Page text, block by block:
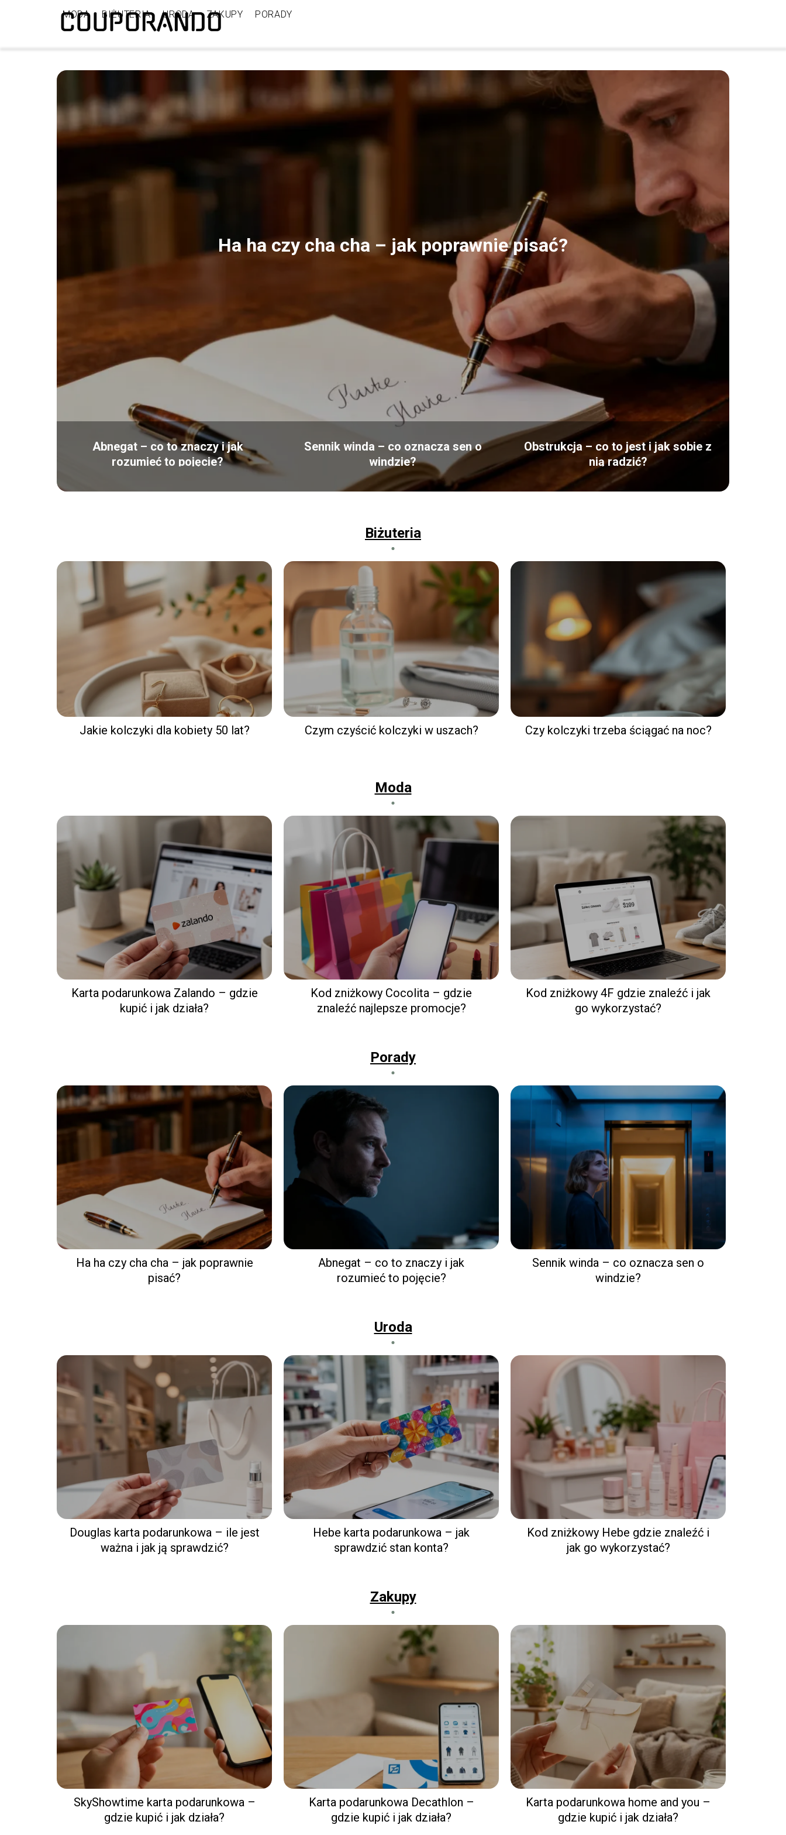
MODA BIŻUTERIA URODA ZAKUPY PORADY
Ha ha czy cha cha – jak poprawnie pisać?
Abnegat – co to znaczy i jak
rozumieć to pojęcie?
Sennik winda – co oznacza sen o
windzie?
Obstrukcja – co to jest i jak sobie z
nią radzić?
Biżuteria
Jakie kolczyki dla kobiety 50 lat? Czym czyścić kolczyki w uszach? Czy kolczyki trzeba ściągać na noc?
Moda
Karta podarunkowa Zalando – gdzie
kupić i jak działa?
Kod zniżkowy Cocolita – gdzie
znaleźć najlepsze promocje?
Kod zniżkowy 4F gdzie znaleźć i jak
go wykorzystać?
Porady
Ha ha czy cha cha – jak poprawnie
pisać?
Abnegat – co to znaczy i jak
rozumieć to pojęcie?
Sennik winda – co oznacza sen o
windzie?
Uroda
Douglas karta podarunkowa – ile jest
ważna i jak ją sprawdzić?
Hebe karta podarunkowa – jak
sprawdzić stan konta?
Kod zniżkowy Hebe gdzie znaleźć i
jak go wykorzystać?
Zakupy
SkyShowtime karta podarunkowa –
gdzie kupić i jak działa?
Karta podarunkowa Decathlon –
gdzie kupić i jak działa?
Karta podarunkowa home and you –
gdzie kupić i jak działa?